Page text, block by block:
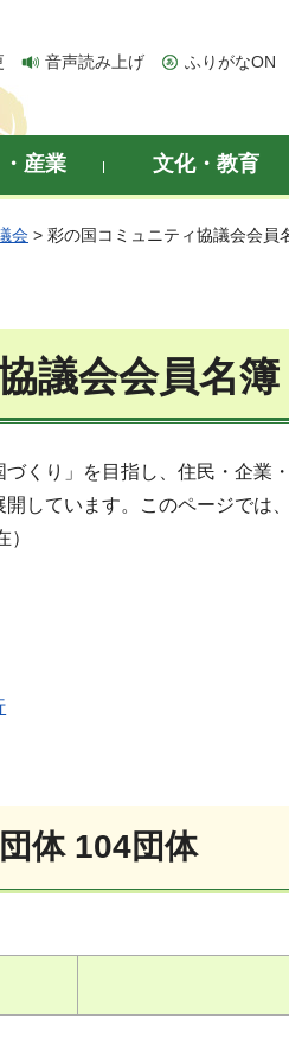
音声読み上げ ふりがなON
産業 文化・教育
会 > 彩の国コミュニティ協議会会員
議会会員名簿
くり」を目指し、住民・企業
しています。このページでは
体 104団体